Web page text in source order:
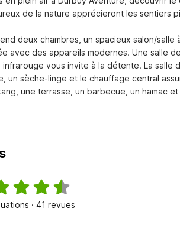
de la nature apprécieront les sentiers
deux chambres, un spacieux salon/
avec des appareils modernes. Une salle
infrarouge vous invite à la détente. La
un sèche-linge et le chauffage central
une terrasse, un barbecue, un hamac
· 41 revues